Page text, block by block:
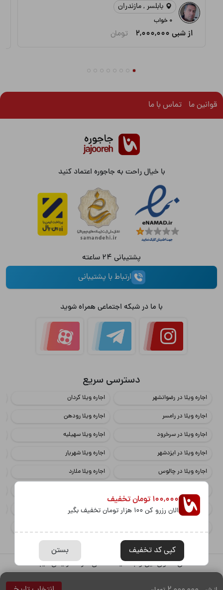
بابلسر , مازندران
0 خواب
از شبی 2,000,000 تومان
قوانین ما تماس با ما
دسترسی سریع
اجاره ویلا در رضوانشهر
اجاره ویلا در رامسر
اجاره ویلا در سرخرود
اجاره ویلا در ایزدشهر
اجاره ویلا در چالوس
اجاره ویلا در مازندران
اجاره ویلا کردان
اجاره ویلا رودهن
اجاره ویلا سهیلیه
اجاره ویلا شهریار
اجاره ویلا ملارد
اجاره ویلا کوهسار
با ما در شبکه اجتماعی همراه شوید
با خیال راحت به جاجوره اعتماد کنید
پشتیبانی 24 ساعته
ارتباط با پشتیبانی
تمامی حقوق این وب‌سایت متعلق شرکت رئیس میباشد
100,000 تومان تخفیف
الان رزرو کن 100 هزار تومان تخفیف بگیر
کپی کد تخفیف بستن